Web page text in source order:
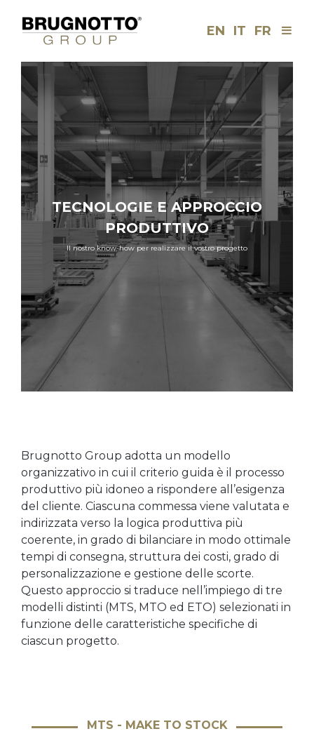
Brugnotto
EN IT FR Menu
TECNOLOGIE E APPROCCIO
PRODUTTIVO
Il nostro know-how per realizzare il vostro progetto
Brugnotto Group adotta un modello
organizzativo in cui il criterio guida è il processo
produttivo più idoneo a rispondere all’esigenza
del cliente. Ciascuna commessa viene valutata e
indirizzata verso la logica produttiva più
coerente, in grado di bilanciare in modo ottimale
tempi di consegna, struttura dei costi, grado di
personalizzazione e gestione delle scorte.
Questo approccio si traduce nell’impiego di tre
modelli distinti (MTS, MTO ed ETO) selezionati in
funzione delle caratteristiche specifiche di
ciascun progetto.
MTS - MAKE TO STOCK